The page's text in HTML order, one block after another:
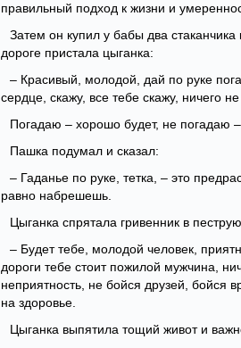
правильный подход к жизни и
Затем он купил у бабы два
дороге пристала цыганка:
– Красивый, молодой, дай по руке
сердце, скажу, все тебе скажу, ничего
Погадаю – хорошо будет, не погадаю
Пашка подумал и сказал:
– Гаданье по руке, тетка, – это
равно набрешешь.
Цыганка спрятала гривенник в
– Будет тебе, молодой человек,
дороги тебе стоит пожилой мужчина,
неприятность, не бойся друзей, бойся
на здоровье.
Цыганка выпятила тощий живот и